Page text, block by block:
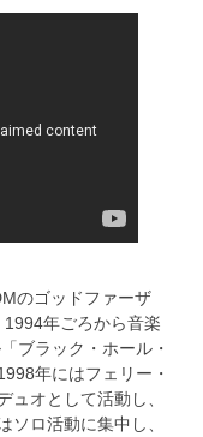
のゴッドファーザ
年ごろから音楽
ブラック・ホール・
年にはフェリー・
ュオとして活動し、
ソロ活動に集中し、